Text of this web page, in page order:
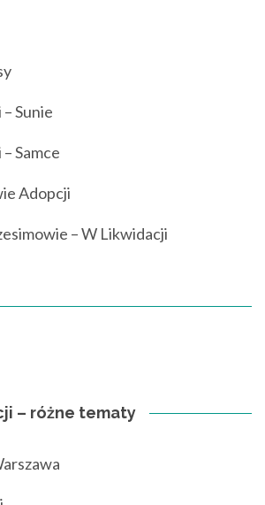
Sunie
Samce
Adopcji
– W Likwidacji
– różne tematy